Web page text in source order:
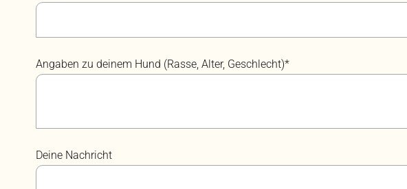
Angaben zu deinem Hund (Rasse, Alter, Geschlecht)*
Deine Nachricht